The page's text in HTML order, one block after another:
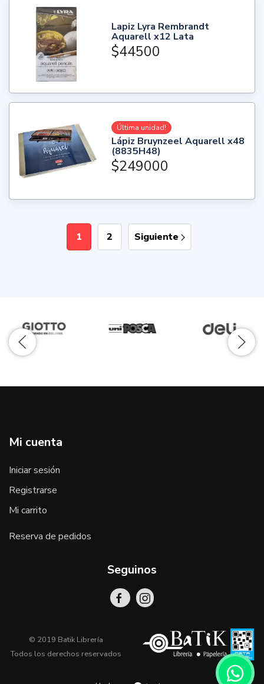
Lapiz Lyra Rembrandt
Aquarell x12 Lata
$44500
Última unidad!
Lápiz Bruynzeel Aquarell x48
(8835H48)
$249000
1 2 Siguiente
Mi cuenta
Iniciar sesión
Registrarse
Mi carrito
Reserva de pedidos
Seguinos
© 2019 Batik Librería
Todos los derechos reservados